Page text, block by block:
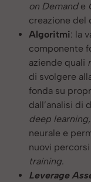
on Demande
creazione del
Algoritmi: la
componente
aziende quali
di svolgere
fonda su
dall’analisi di
deep learning,
neurale e
nuovi
training.
Leverage